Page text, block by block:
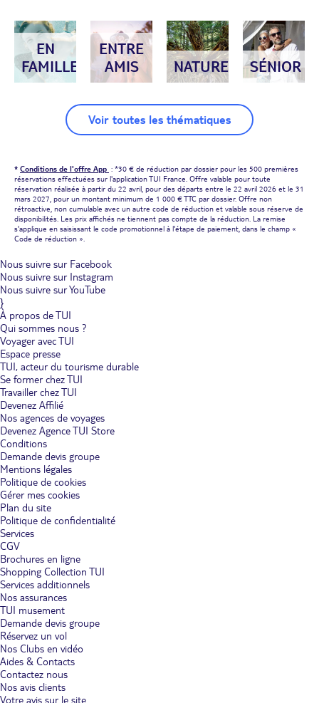
EN
FAMILLE
ENTRE
AMIS
NATURE SÉNIOR
Voir toutes les thématiques
* Conditions de l'offre App : *30 € de réduction par dossier pour les 500 premières
réservations effectuées sur l'application TUI France. Offre valable pour toute
réservation réalisée à partir du 22 avril, pour des départs entre le 22 avril 2026 et le 31
mars 2027, pour un montant minimum de 1 000 € TTC par dossier. Offre non
rétroactive, non cumulable avec un autre code de réduction et valable sous réserve de
disponibilités. Les prix affichés ne tiennent pas compte de la réduction. La remise
s'applique en saisissant le code promotionnel à l'étape de paiement, dans le champ «
Code de réduction ».
Nous suivre sur Facebook
Nous suivre sur Instagram
Nous suivre sur YouTube
}
À propos de TUI
Qui sommes nous ?
Voyager avec TUI
Espace presse
TUI, acteur du tourisme durable
Se former chez TUI
Travailler chez TUI
Devenez Affilié
Nos agences de voyages
Devenez Agence TUI Store
Conditions
Demande devis groupe
Mentions légales
Politique de cookies
Gérer mes cookies
Plan du site
Politique de confidentialité
Services
CGV
Brochures en ligne
Shopping Collection TUI
Services additionnels
Nos assurances
TUI musement
Demande devis groupe
Réservez un vol
Nos Clubs en vidéo
Aides & Contacts
Contactez nous
Nos avis clients
Votre avis sur le site